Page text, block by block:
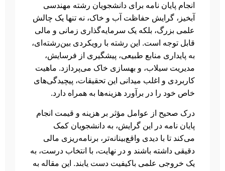
انجام پایان نامه برای دانشجویان رشته مهندسی
آبخیز، گرایش حفاظت آب و خاک، نه تنها یک چالش
علمی بزرگ، بلکه یک سرمایه‌گذاری زمانی و مالی
قابل توجه است. این رشته با رویکردی بین‌رشته‌ای،
به پایداری منابع طبیعی، پیشگیری از فرسایش،
مدیریت سیلاب، و بهسازی خاک می‌پردازد. ماهیت
کاربردی و اغلب میدانی این تحقیقات، پیچیدگی‌های
خاص خود را در برآورد هزینه‌ها به همراه دارد.
درک صحیح از عوامل مؤثر بر هزینه و قیمت انجام
پایان نامه در این گرایش، به دانشجویان کمک
می‌کند تا با دیدی واقع‌بینانه‌تر، برنامه‌ریزی مالی
دقیقی داشته باشند و در نهایت، با انتخاب درست، به
یک خروجی علمی باکیفیت دست یابند. این مقاله به